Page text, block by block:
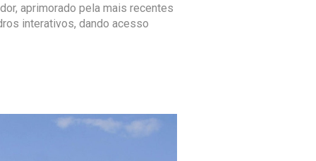
aprimorado pela mais recentes
interativos, dando acesso